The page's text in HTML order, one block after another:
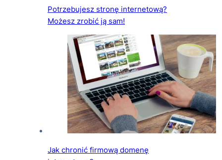
Potrzebujesz stronę internetową?
Możesz zrobić ją sam!
Jak chronić firmową domenę